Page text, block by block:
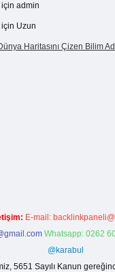
için admin
için Uzun
Haritasını Çizen Bilim
E-mail:
Whatsapp: 0262
@karabul
5651 Sayılı Kanun